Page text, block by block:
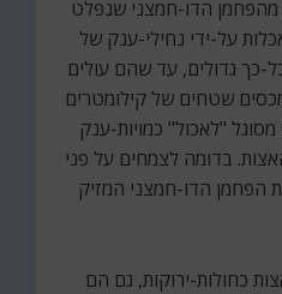
הדו-חמצני שנפלט
על-ידי נחילי-ענק של
כך גדולים, עד שהם עולים
שטחים של קילומטרים
"לאכול" כמויות-ענק
בדומה לצמחים על פני
הפחמן הדו-חמצני המזיק
כחולות-ירוקות, גם הם